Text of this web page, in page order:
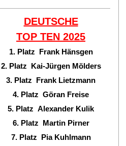
DEUTSCHE
TOP TEN 2025
1. Platz Frank Hänsgen
2. Platz Kai-Jürgen Mölders
3. Platz Frank Lietzmann
4. Platz Göran Freise
5. Platz Alexander Kulik
6. Platz Martin Pirner
7. Platz Pia Kuhlmann